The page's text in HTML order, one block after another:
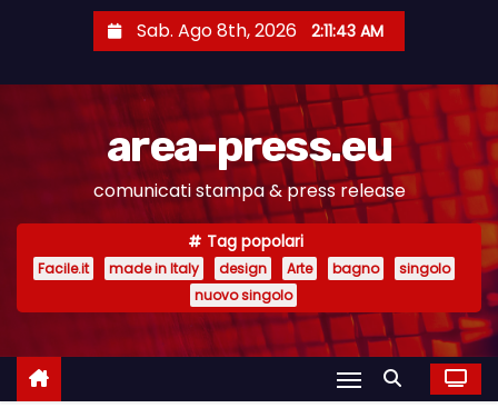
e
Sab. Ago 8th, 2026 2:11:44 AM
area-press.eu
comunicati stampa & press release
Tag popolari
Facile.it made in Italy design Arte bagno
singolo
nuovo singolo